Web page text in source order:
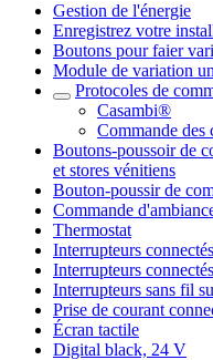
Gestion de l'énergie
Enregistrez votre
Boutons pour faier
Module de variation
Protocoles de
Casambi®
Commande
Boutons-poussoir de
et stores vénitiens
Bouton-poussir de
Commande
Thermostat
Interrupteurs
Interrupteurs
Interrupteurs sans fil
Prise de courant
Écran tactile
Digital black, 24 V